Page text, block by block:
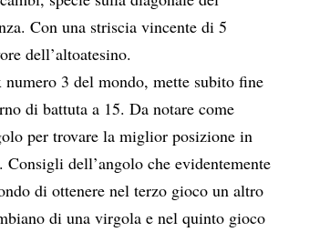
Con una striscia vincente di 5
dell’altoatesino.
3 del mondo, mette subito fine
di battuta a 15. Da notare come
per trovare la miglior posizione in
dell’angolo che evidentemente
di ottenere nel terzo gioco un altro
di una virgola e nel quinto gioco